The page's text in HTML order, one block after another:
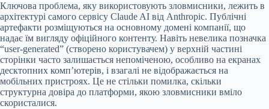
Ключова проблема, яку використовують зловмисники, лежить в
архітектурі самого сервісу Claude AI від Anthropic. Публічні
артефакти розміщуються на основному домені компанії, що
надає їм вигляду офіційного контенту. Навіть невелика позначка
“user-generated” (створено користувачем) у верхній частині
сторінки часто залишається непоміченою, особливо на екранах
десктопних комп’ютерів, і взагалі не відображається на
мобільних пристроях. Це не стільки помилка, скільки
структурна довіра до платформи, якою зловмисники вміло
скористалися.